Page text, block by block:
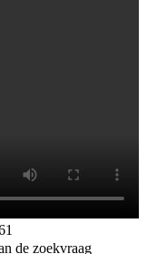
de zoekvraag